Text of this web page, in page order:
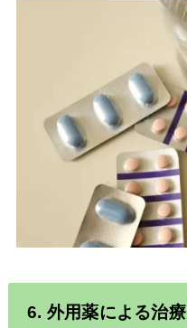
6. 外用薬による治療